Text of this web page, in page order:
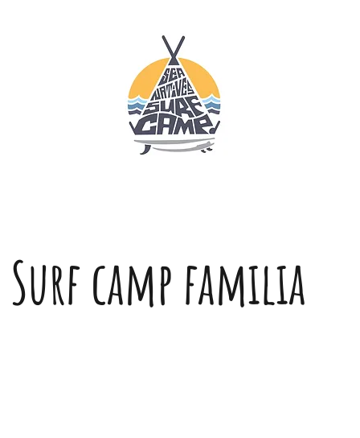
Surf camp familia